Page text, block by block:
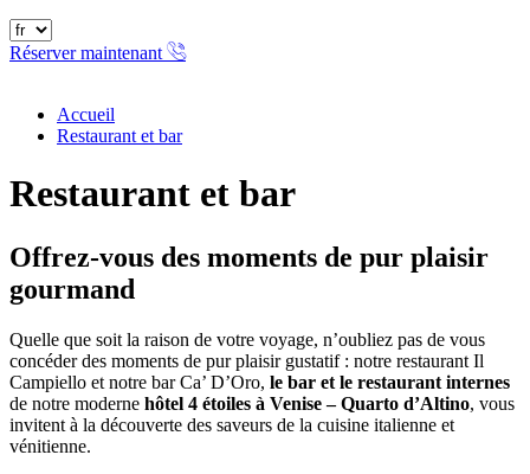
Réserver maintenant
Accueil
Restaurant et bar
Restaurant et bar
Offrez-vous des moments de pur plaisir
gourmand
Quelle que soit la raison de votre voyage, n’oubliez pas de vous
concéder des moments de pur plaisir gustatif : notre restaurant Il
Campiello et notre bar Ca’ D’Oro, le bar et le restaurant internes
de notre moderne hôtel 4 étoiles à Venise – Quarto d’Altino, vous
invitent à la découverte des saveurs de la cuisine italienne et
vénitienne.